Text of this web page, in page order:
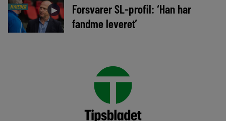
NYHEDER ►
Forsvarer SL-profil: ‘Han har
fandme leveret’